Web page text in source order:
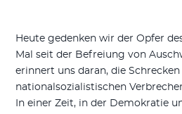
Heute gedenken wir der Opfer
Mal seit der Befreiung von
erinnert uns daran, die Schrecken
nationalsozialistischen
In einer Zeit, in der Demokratie